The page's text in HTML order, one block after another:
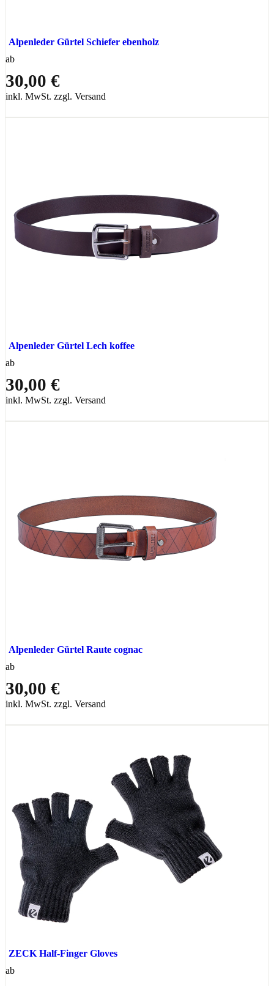
Alpenleder Gürtel Schiefer ebenholz
ab
30,00 €
inkl. MwSt. zzgl. Versand
Alpenleder Gürtel Lech koffee
ab
30,00 €
inkl. MwSt. zzgl. Versand
Alpenleder Gürtel Raute cognac
ab
30,00 €
inkl. MwSt. zzgl. Versand
ZECK Half-Finger Gloves
ab